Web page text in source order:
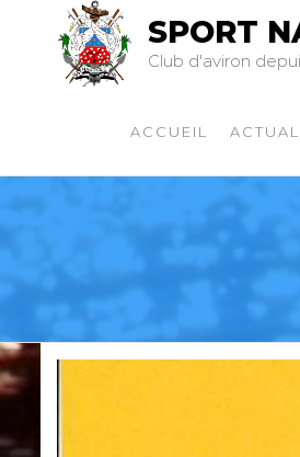
SPORT
Club d'aviron
ACCUEIL